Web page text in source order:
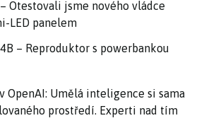
– Otestovali jsme nového vládce
LED panelem
– Reproduktor s powerbankou
OpenAI: Umělá inteligence si sama
prostředí. Experti nad tím